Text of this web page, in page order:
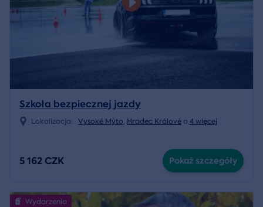
Szkoła bezpiecznej jazdy
Lokalizacja: Vysoké Mýto, Hradec Králové a 4 więcej
5 162 CZK Pokaż szczegóły
Wydarzenia